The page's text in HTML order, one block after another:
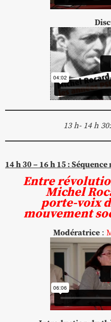
13 h- 14 h
14 h 30 – 16 h 15 : Séquence
Entre
Michel
porte-voix
mouvement
Modératrice :